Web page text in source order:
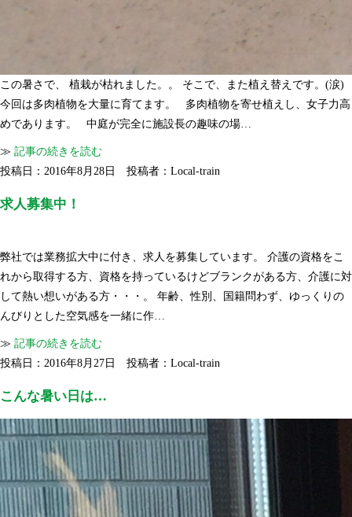
この暑さで、 植栽が枯れました。。 そこで、また植え替えです。(涙)
今回は多肉植物を大量に育てます。 多肉植物を寄せ植えし、女子力高
めであります。 中庭が完全に施設長の趣味の場…
≫ 記事の続きを読む
投稿日：2016年8月28日 投稿者：Local-train
求人募集中！
弊社では業務拡大中に付き、求人を募集しています。 介護の資格をこ
れから取得する方、資格を持っているけどブランクがある方、介護に対
して熱い想いがある方・・・。 年齢、性別、国籍問わず、ゆっくりの
んびりとした空気感を一緒に作…
≫ 記事の続きを読む
投稿日：2016年8月27日 投稿者：Local-train
こんな暑い日は…